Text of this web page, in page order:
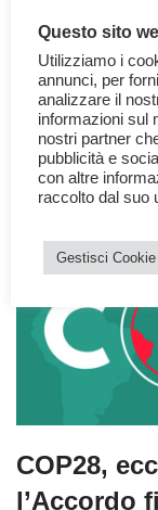
risolvendo, ma
climatica?
COP28,
l’Accordo
Questo sito
Utilizziamo i
annunci, per
analizzare il
informazioni sul
nostri partner
pubblicità e
con altre
raccolto dal suo
Gestisci Cookie